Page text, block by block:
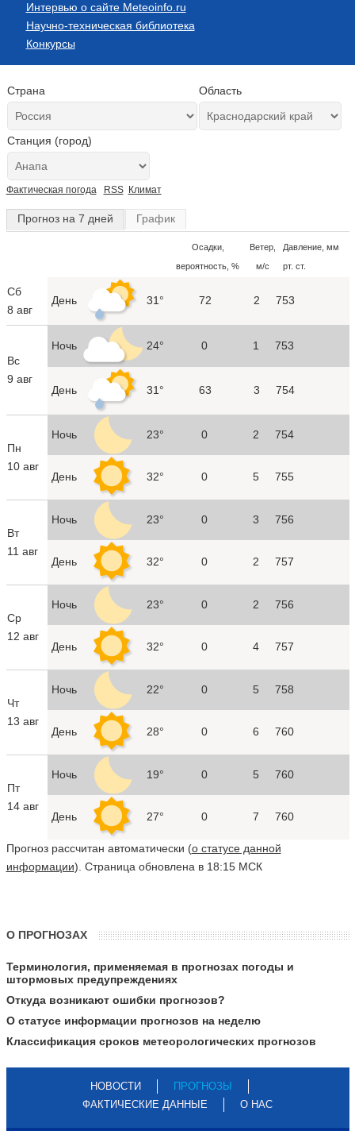
Интервью о сайте Meteoinfo.ru
Научно-техническая библиотека
Конкурсы
Страна Область
Станция (город)
Фактическая погода RSS Климат
Прогноз на 7 дней График
Осадки,
вероятность, %
Ветер,
м/с
Давление, мм
рт. ст.
Сб
8 авг
День 31° 72 2 753
Вс
9 авг
Ночь 24° 0 1 753
День 31° 63 3 754
Пн
10 авг
Ночь 23° 0 2 754
День 32° 0 5 755
Вт
11 авг
Ночь 23° 0 3 756
День 32° 0 2 757
Ср
12 авг
Ночь 23° 0 2 756
День 32° 0 4 757
Чт
13 авг
Ночь 22° 0 5 758
День 28° 0 6 760
Пт
14 авг
Ночь 19° 0 5 760
День 27° 0 7 760
Прогноз рассчитан автоматически (о статусе данной
информации). Страница обновлена в 18:15 МСК
О ПРОГНОЗАХ
Терминология, применяемая в прогнозах погоды и
штормовых предупреждениях
Откуда возникают ошибки прогнозов?
О статусе информации прогнозов на неделю
Классификация сроков метеорологических прогнозов
НОВОСТИ
ПРОГНОЗЫ
ФАКТИЧЕСКИЕ ДАННЫЕ
О НАС